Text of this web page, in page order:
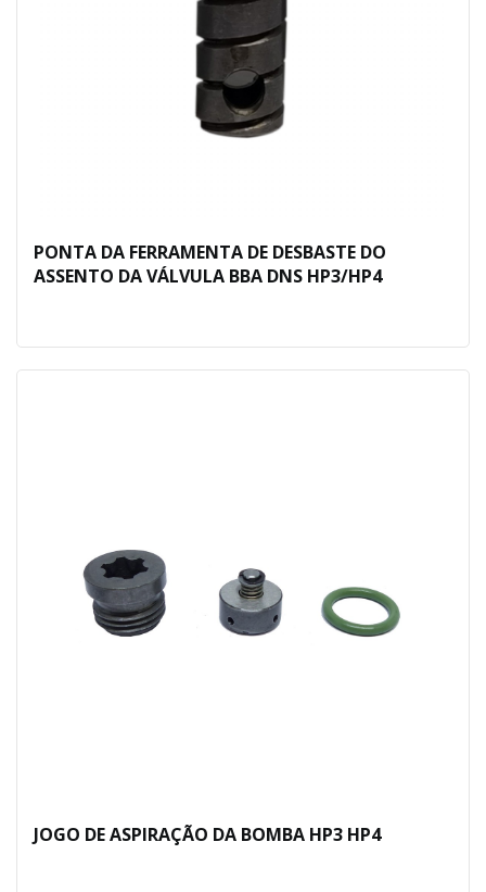
PONTA DA FERRAMENTA DE DESBASTE DO
ASSENTO DA VÁLVULA BBA DNS HP3/HP4
JOGO DE ASPIRAÇÃO DA BOMBA HP3 HP4